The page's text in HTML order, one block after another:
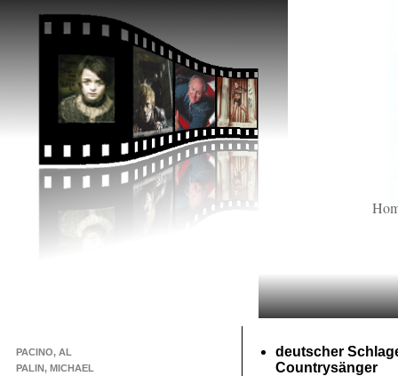
PACINO, AL
PALIN, MICHAEL
deutscher
Countrysänger